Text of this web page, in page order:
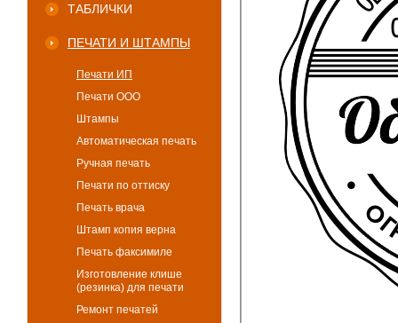
ТАБЛИЧКИ
ПЕЧАТИ И ШТАМПЫ
Печати ИП
Печати ООО
Штампы
Автоматическая печать
Ручная печать
Печати по оттиску
Печать врача
Штамп копия верна
Печать факсимиле
Изготовление клише
(резинка) для печати
Ремонт печатей